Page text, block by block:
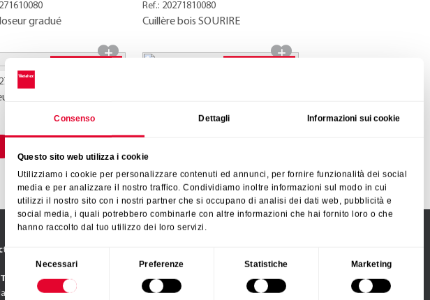
Consenso Dettagli Informazioni sui cookie
Questo sito web utilizza i cookie
Utilizziamo i cookie per personalizzare contenuti ed annunci, per fornire funzionalità dei social
media e per analizzare il nostro traffico. Condividiamo inoltre informazioni sul modo in cui
utilizzi il nostro sito con i nostri partner che si occupano di analisi dei dati web, pubblicità e
social media, i quali potrebbero combinarle con altre informazioni che hai fornito loro o che
hanno raccolto dal tuo utilizzo dei loro servizi.
Selezione
consenso
Necessari Preferenze Statistiche Marketing
gradué
Ref.: 20271810080
Cuillère bois SOURIRE
60min forme PANDA
FRANCE SAS
Chappe